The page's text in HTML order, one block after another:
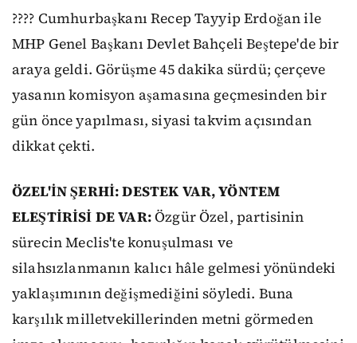
???? Cumhurbaşkanı Recep Tayyip Erdoğan ile
MHP Genel Başkanı Devlet Bahçeli Beştepe'de bir
araya geldi. Görüşme 45 dakika sürdü; çerçeve
yasanın komisyon aşamasına geçmesinden bir
gün önce yapılması, siyasi takvim açısından
dikkat çekti.
ÖZEL'İN ŞERHİ: DESTEK VAR, YÖNTEM
ELEŞTİRİSİ DE VAR:Özgür Özel, partisinin
sürecin Meclis'te konuşulması ve
silahsızlanmanın kalıcı hâle gelmesi yönündeki
yaklaşımının değişmediğini söyledi. Buna
karşılık milletvekillerinden metni görmeden